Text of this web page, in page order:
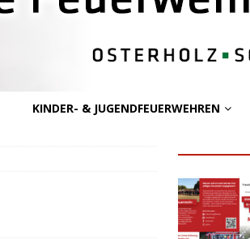
KINDER- & JUGENDFEUERWEHREN